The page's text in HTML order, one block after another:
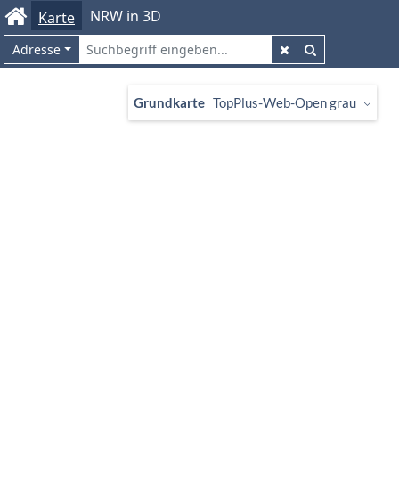
Karte NRW in 3D
Adresse